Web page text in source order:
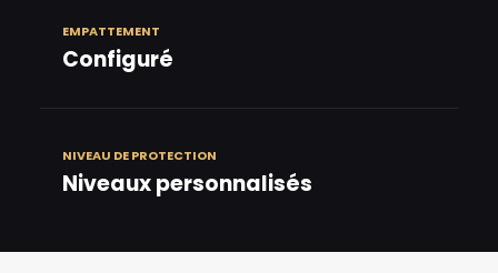
EMPATTEMENT
Configuré
NIVEAU DE PROTECTION
Niveaux personnalisés